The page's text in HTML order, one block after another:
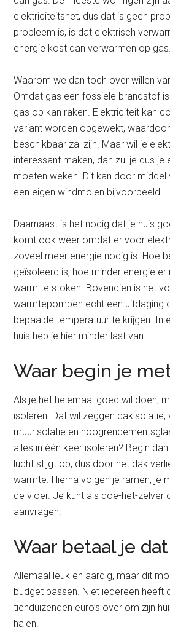
elektriciteitsnet, dus dat is geen
probleem is, is dat elektrisch
energie kost dan verwarmen op gas.
Waarom we dan toch over willen
Omdat gas een fossiele brandstof
gas op kan raken. Elektriciteit kan
variant worden opgewekt,
beschikbaar zal zijn. Maar wil je
interessant maken, dan zul je dus je
moeten weken. Dit kan door
een eigen windmolen bijvoorbeeld.
Daarnaast is het nodig dat je huis
komt ook weer omdat er voor
zoveel meer energie nodig is. Hoe
geïsoleerd is, hoe minder energie er
warm te stoken. Bovendien is het
warmtepompen echt een uitdaging
bepaalde temperatuur te krijgen. In
huis heb je hier minder last van.
Waar begin je
Als je het helemaal goed wil doen,
isoleren. Dat wil zeggen dakisolatie,
muurisolatie en
alles in één keer isoleren? Begin
lucht stijgt op, dus door het dak
warmte. Hierna volgen je ramen, je
de vloer. Je kunt als doe-het-zelver
aanvragen.
Waar betaal je
Allemaal leuk en aardig, maar dit
budget passen. Niet iedereen heeft
tienduizenden euro’s over om zijn
halen.